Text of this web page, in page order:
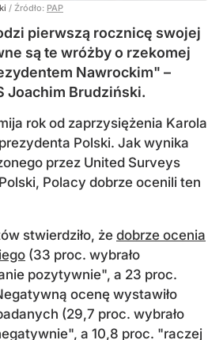
/ Źródło: PAP
pierwszą rocznicę swojej
są te wróżby o rzekomej
Nawrockim" –
Joachim Brudziński.
rok od zaprzysiężenia Karola
Polski. Jak wynika
przez United Surveys
Polacy dobrze ocenili ten
stwierdziło, że dobrze ocenia
(33 proc. wybrało
pozytywnie", a 23 proc.
ocenę wystawiło
(29,7 proc. wybrało
a 10,8 proc. "raczej